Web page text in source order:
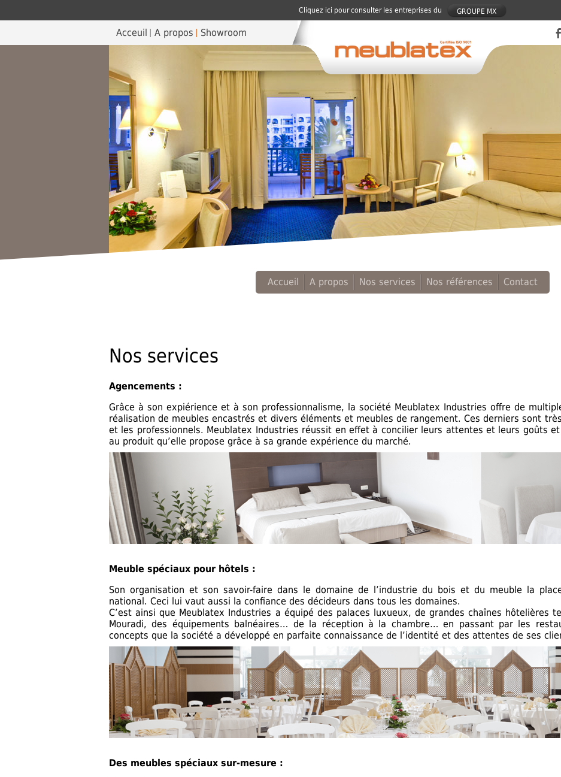
Cliquez ici pour consulter les entreprises du GROUPE MX
Acceuil A propos Showroom
Accueil A propos Nos services Nos références Contact
Nos services
Agencements :
Grâce à son expiérience et à son professionnalisme, la société Meublatex Industries offre de
réalisation de meubles encastrés et divers éléments et meubles de rangement. Ces derniers sont
et les professionnels. Meublatex Industries réussit en effet à concilier leurs attentes et leurs goûts
au produit qu’elle propose grâce à sa grande expérience du marché.
Meuble spéciaux pour hôtels :
Son organisation et son savoir-faire dans le domaine de l’industrie du bois et du meuble la
national. Ceci lui vaut aussi la confiance des décideurs dans tous les domaines.
C’est ainsi que Meublatex Industries a équipé des palaces luxueux, de grandes chaînes hôtelières
Mouradi, des équipements balnéaires… de la réception à la chambre… en passant par les
concepts que la société a développé en parfaite connaissance de l’identité et des attentes de ses
Des meubles spéciaux sur-mesure :